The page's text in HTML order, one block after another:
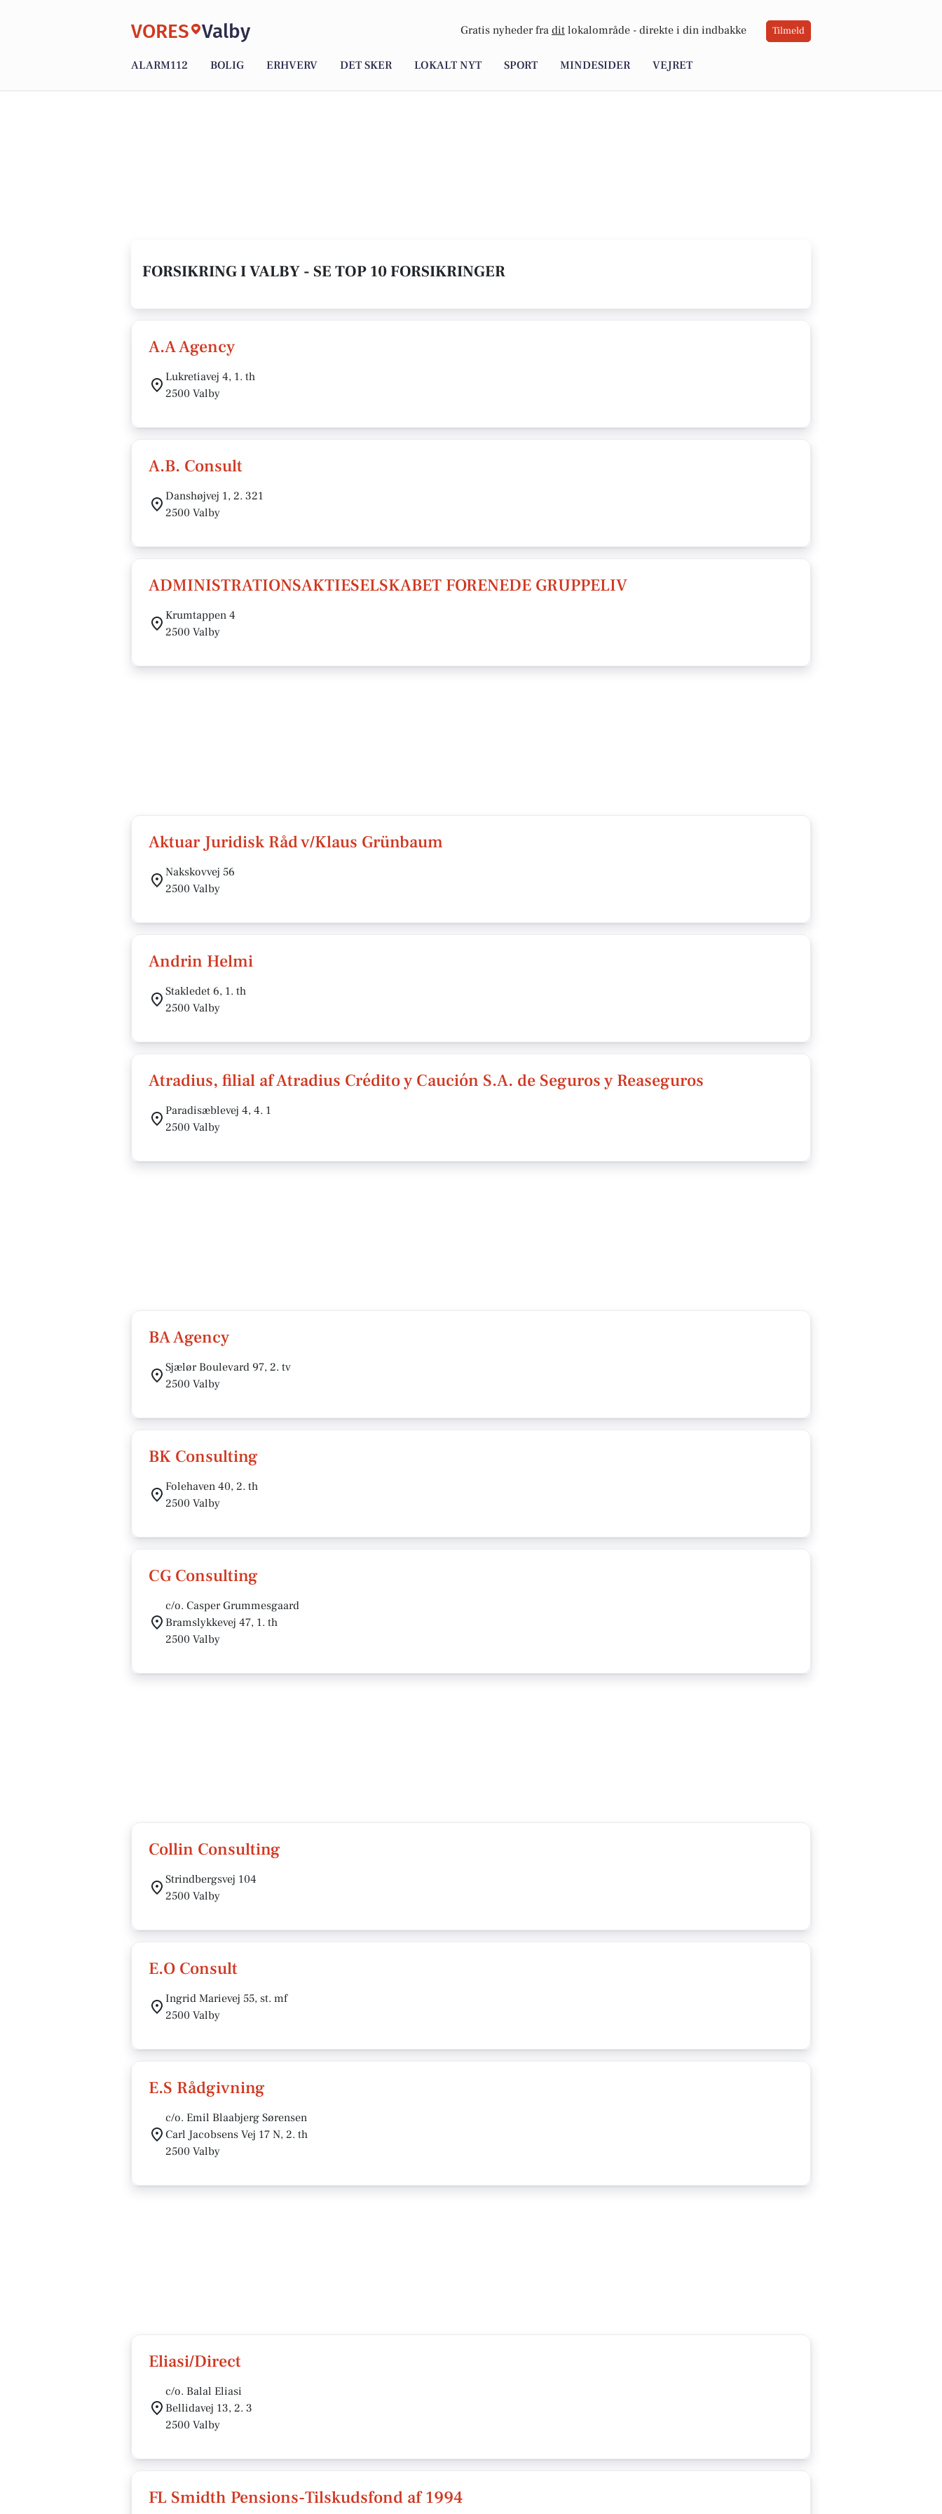
VORES Valby Gratis nyheder fra dit lokalområde - direkte i din indbakke Tilmeld
ALARM112 BOLIG ERHVERV DET SKER LOKALT NYT SPORT MINDESIDER VEJRET
FORSIKRING I VALBY - SE TOP 10 FORSIKRINGER
A.A Agency
Lukretiavej 4, 1. th
2500 Valby
A.B. Consult
Danshøjvej 1, 2. 321
2500 Valby
ADMINISTRATIONSAKTIESELSKABET FORENEDE GRUPPELIV
Krumtappen 4
2500 Valby
Aktuar Juridisk Råd v/Klaus Grünbaum
Nakskovvej 56
2500 Valby
Andrin Helmi
Stakledet 6, 1. th
2500 Valby
Atradius, filial af Atradius Crédito y Caución S.A. de Seguros y Reaseguros
Paradisæblevej 4, 4. 1
2500 Valby
BA Agency
Sjælør Boulevard 97, 2. tv
2500 Valby
BK Consulting
Folehaven 40, 2. th
2500 Valby
CG Consulting
c/o. Casper Grummesgaard
Bramslykkevej 47, 1. th
2500 Valby
Collin Consulting
Strindbergsvej 104
2500 Valby
E.O Consult
Ingrid Marievej 55, st. mf
2500 Valby
E.S Rådgivning
c/o. Emil Blaabjerg Sørensen
Carl Jacobsens Vej 17 N, 2. th
2500 Valby
Eliasi/Direct
c/o. Balal Eliasi
Bellidavej 13, 2. 3
2500 Valby
FL Smidth Pensions-Tilskudsfond af 1994